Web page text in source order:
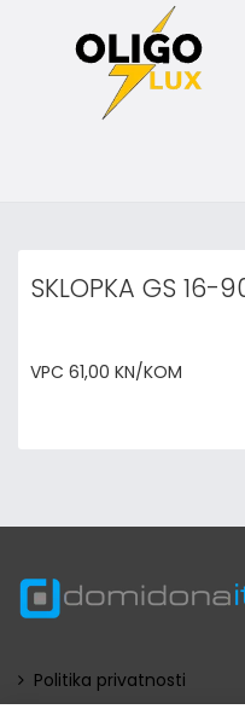
SKLOPKA GS 16-
VPC 61,00 KN/KOM
Politika privatnosti